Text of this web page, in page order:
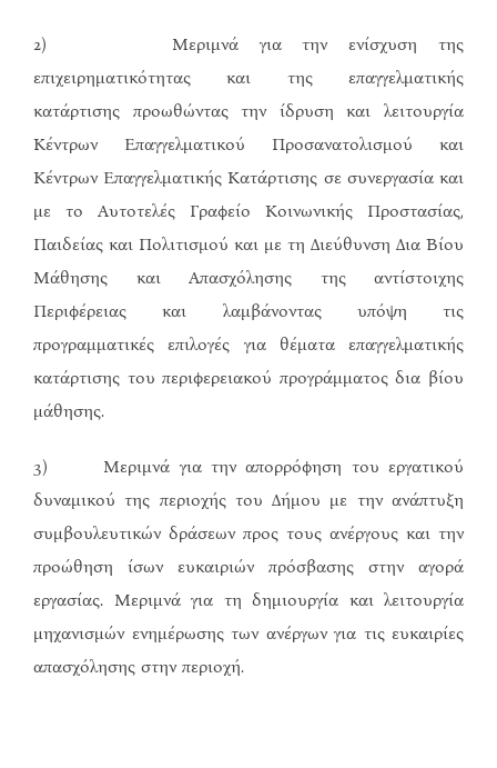
2) Μεριμνά για την ενίσχυση της
επιχειρηματικότητας και της επαγγελματικής
κατάρτισης προωθώντας την ίδρυση και λειτουργία
Κέντρων Επαγγελματικού Προσανατολισμού και
Κέντρων Επαγγελματικής Κατάρτισης σε συνεργασία και
με το Αυτοτελές Γραφείο Κοινωνικής Προστασίας,
Παιδείας και Πολιτισμού και με τη Διεύθυνση Δια Βίου
Μάθησης και Απασχόλησης της αντίστοιχης
Περιφέρειας και λαμβάνοντας υπόψη τις
προγραμματικές επιλογές για θέματα επαγγελματικής
κατάρτισης του περιφερειακού προγράμματος δια βίου
μάθησης.
3) Μεριμνά για την απορρόφηση του εργατικού
δυναμικού της περιοχής του Δήμου με την ανάπτυξη
συμβουλευτικών δράσεων προς τους ανέργους και την
προώθηση ίσων ευκαιριών πρόσβασης στην αγορά
εργασίας. Μεριμνά για τη δημιουργία και λειτουργία
μηχανισμών ενημέρωσης των ανέργων για τις ευκαιρίες
απασχόλησης στην περιοχή.